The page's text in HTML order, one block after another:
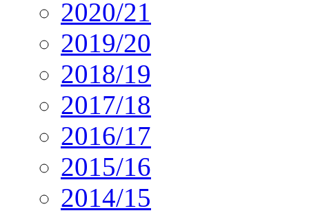
2020/21
2019/20
2018/19
2017/18
2016/17
2015/16
2014/15